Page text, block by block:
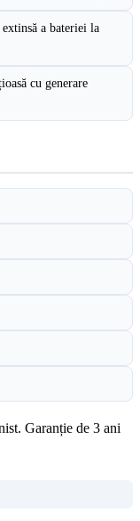
a bateriei la
cu generare
Garanție de 3 ani